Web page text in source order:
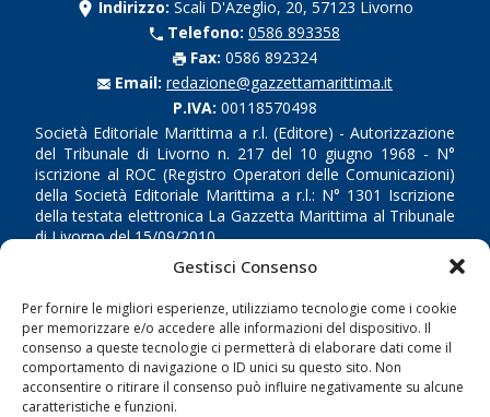
Gestisci Consenso
Per fornire le migliori esperienze, utilizziamo tecnologie come i cookie
per memorizzare e/o accedere alle informazioni del dispositivo. Il
consenso a queste tecnologie ci permetterà di elaborare dati come il
comportamento di navigazione o ID unici su questo sito. Non
acconsentire o ritirare il consenso può influire negativamente su alcune
caratteristiche e funzioni.
Indirizzo: Scali D'Azeglio, 20, 57123 Livorno
Telefono: 0586 893358
Fax: 0586 892324
Email: redazione@gazzettamarittima.it
P.IVA: 00118570498
Società Editoriale Marittima a r.l. (Editore) - Autorizzazione
del Tribunale di Livorno n. 217 del 10 giugno 1968 - N°
iscrizione al ROC (Registro Operatori delle Comunicazioni)
della Società Editoriale Marittima a r.l.: N° 1301 Iscrizione
della testata elettronica La Gazzetta Marittima al Tribunale
di Livorno del 15/09/2010.
Shipping
Porti/Interporti